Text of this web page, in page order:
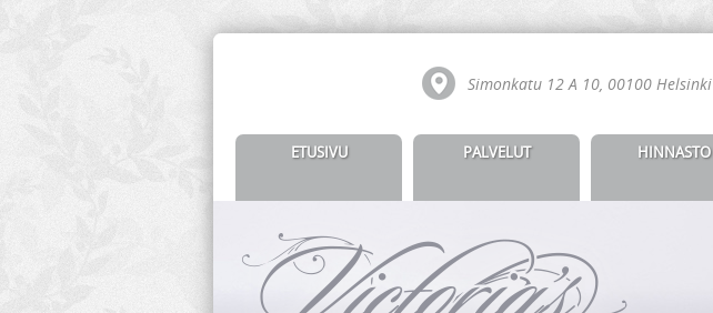
Simonkatu 12 A 10, 00100 Helsinki
ETUSIVU PALVELUT HINNASTO